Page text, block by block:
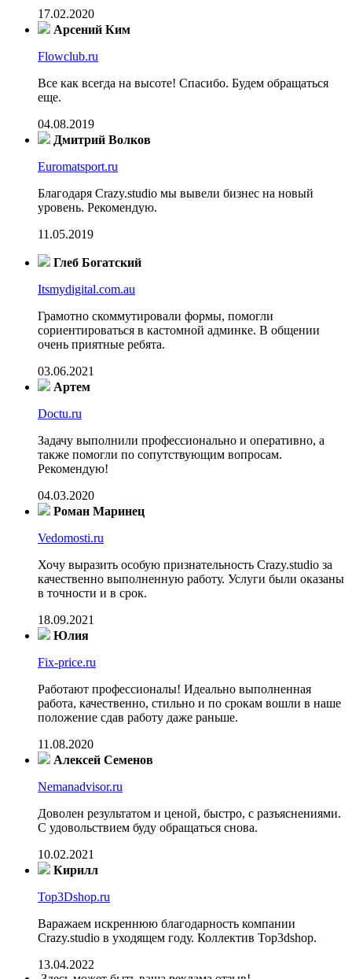
17.02.2020
Арсений Ким
Flowclub.ru
Все как всегда на высоте! Спасибо. Будем обращаться
еще.
04.08.2019
Дмитрий Волков
Euromatsport.ru
Благодаря Crazy.studio мы вывели бизнес на новый
уровень. Рекомендую.
11.05.2019
Глеб Богатский
Itsmydigital.com.au
Грамотно скоммутировали формы, помогли
сориентироваться в кастомной админке. В общении
очень приятные ребята.
03.06.2021
Артем
Doctu.ru
Задачу выполнили профессионально и оперативно, а
также помогли по сопутствующим вопросам.
Рекомендую!
04.03.2020
Роман Маринец
Vedomosti.ru
Хочу выразить особую признательность Crazy.studio за
качественно выполненную работу. Услуги были оказаны
в точности и в срок.
18.09.2021
Юлия
Fix-price.ru
Работают профессионалы! Идеально выполненная
работа, качественно, стильно и по срокам вошли в наше
положение сдав работу даже раньше.
11.08.2020
Алексей Семенов
Nemanadvisor.ru
Доволен результатом и ценой, быстро, с разъяснениями.
С удовольствием буду обращаться снова.
10.02.2021
Кирилл
Top3Dshop.ru
Варажаем искреннюю благодарность компании
Crazy.studio в уходящем году. Коллектив Top3dshop.
13.04.2022